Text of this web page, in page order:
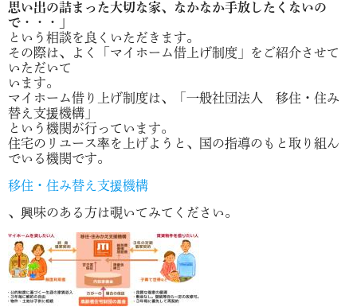
思い出の詰まった大切な家、なかなか手放したくないの
で・・・」
という相談を良くいただきます。
その際は、よく「マイホーム借上げ制度」をご紹介させて
いただいて
います。
マイホーム借り上げ制度は、「一般社団法人 移住・住み
替え支援機構」
という機関が行っています。
住宅のリユース率を上げようと、国の指導のもと取り組ん
でいる機関です。
移住・住み替え支援機構
、興味のある方は覗いてみてください。